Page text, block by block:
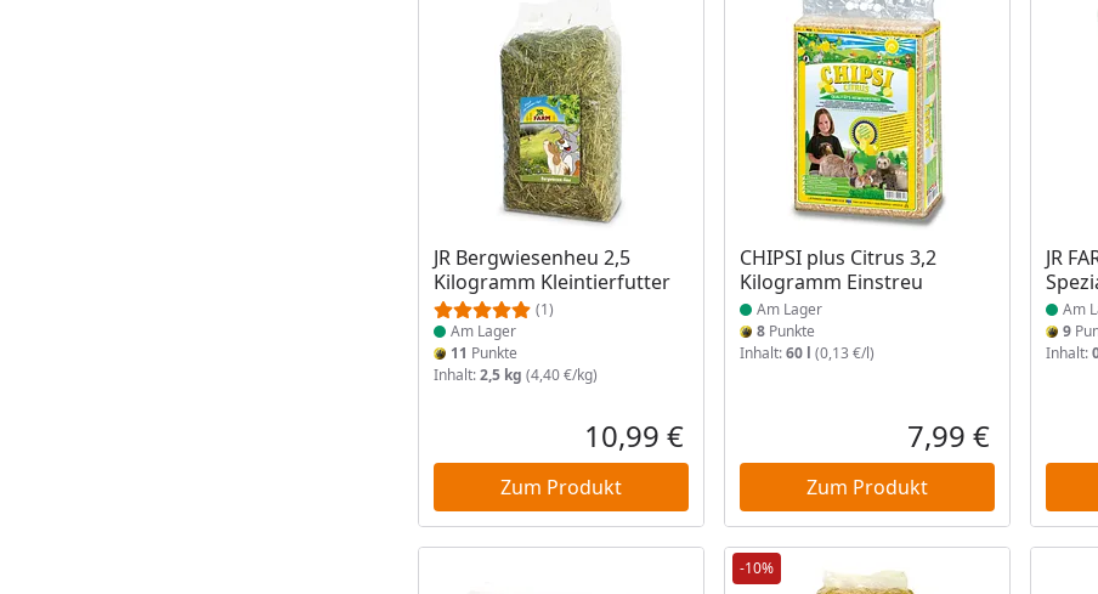
JR Bergwiesenheu 2,5
Kilogramm Kleintierfutter
(1)
Produkt am Lager
Am Lager
11 Punkte
Inhalt:2,5 kg (4,40 €/kg)
Aktueller Preis
10,99 €
Zum Produkt
CHIPSI plus Citrus 3,2
Kilogramm Einstreu
Produkt am Lager
Am Lager
8 Punkte
Inhalt:60 l (0,13 €/l)
Aktueller
7,99 €
Zum Produkt
JR
Am
9
Inhalt:
-10%